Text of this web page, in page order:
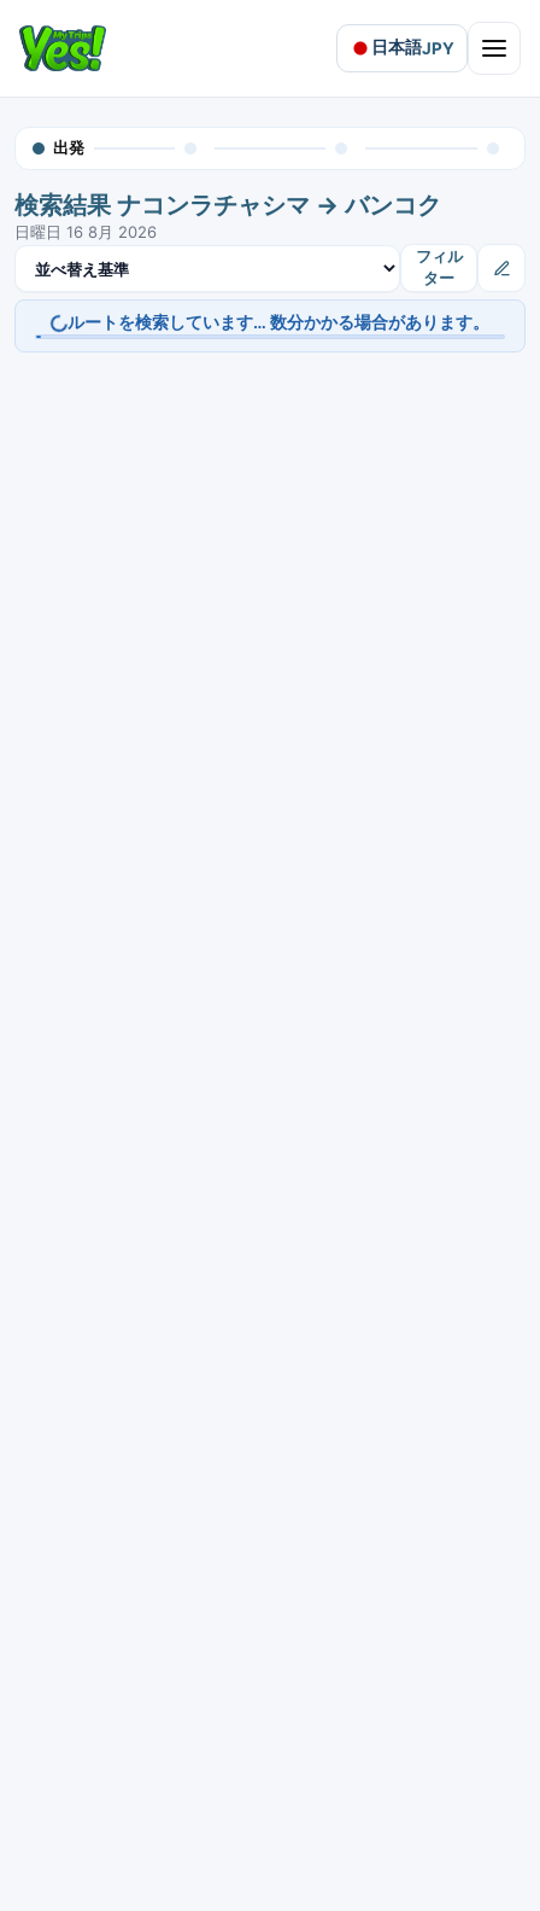
日本語JPY Open
出発
検索結果 ナコンラチャシマ → バンコク
日曜日 16 8月 2026
フィル
ター
結果を並べ替え
ルートを検索しています… 数分かかる場合があります。